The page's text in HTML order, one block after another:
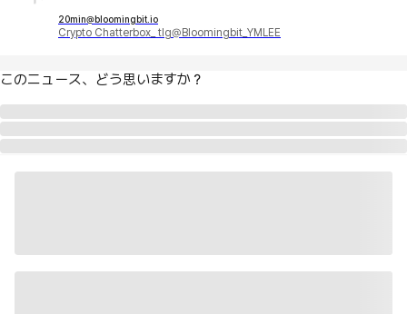
20min@bloomingbit.io
Crypto Chatterbox_ tlg@Bloomingbit_YMLEE
このニュース、どう思いますか？